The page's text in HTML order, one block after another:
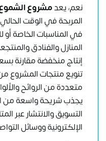
نعم، يعدمشروع
المربحة في الوقت
في المناسبات الخاصة
المنازل والفنادق
إنتاج منخفضة مقارنة
تنويع منتجات المشروع
متعددة من الروائح
يجذب شريحة واسعة من
التسويق والانتشار عبر
الإلكترونية ووسائل